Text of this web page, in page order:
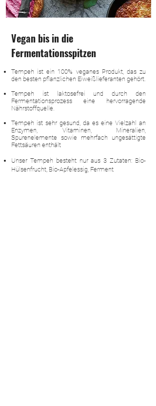
Vegan bis in die
Fermentationsspitzen
Tempeh ist ein 100% veganes Produkt, das zu
den besten pflanzlichen Eiweißlieferanten gehört.
Tempeh ist laktosefrei und durch den
Fermentationsprozess eine hervorragende
Nährstoffquelle.
Tempeh ist sehr gesund, da es eine Vielzahl an
Enzymen, Vitaminen, Mineralien,
Spurenelemente sowie mehrfach ungesättigte
Fettsäuren enthält
Unser Tempeh besteht nur aus 3 Zutaten: Bio-
Hülsenfrucht, Bio-Apfelessig, Ferment